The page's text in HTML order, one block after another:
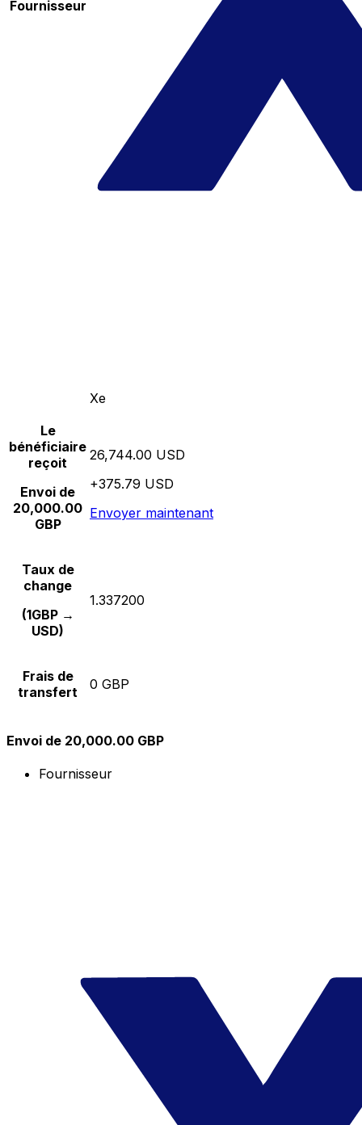
Fournisseur
Xe
Le
bénéficiaire
reçoit
Envoi de
20,000.00
GBP
26,744.00 USD
+375.79 USD
Envoyer maintenant
Taux de
change
(1GBP →
USD)
1.337200
Frais de
transfert
0 GBP
Envoi de 20,000.00 GBP
Fournisseur